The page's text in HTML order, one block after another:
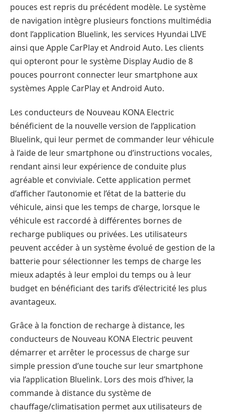
pouces est repris du précédent modèle. Le système
de navigation intègre plusieurs fonctions multimédia
dont l’application Bluelink, les services Hyundai LIVE
ainsi que Apple CarPlay et Android Auto. Les clients
qui opteront pour le système Display Audio de 8
pouces pourront connecter leur smartphone aux
systèmes Apple CarPlay et Android Auto.
Les conducteurs de Nouveau KONA Electric
bénéficient de la nouvelle version de l’application
Bluelink, qui leur permet de commander leur véhicule
à l’aide de leur smartphone ou d’instructions vocales,
rendant ainsi leur expérience de conduite plus
agréable et conviviale. Cette application permet
d’afficher l’autonomie et l’état de la batterie du
véhicule, ainsi que les temps de charge, lorsque le
véhicule est raccordé à différentes bornes de
recharge publiques ou privées. Les utilisateurs
peuvent accéder à un système évolué de gestion de la
batterie pour sélectionner les temps de charge les
mieux adaptés à leur emploi du temps ou à leur
budget en bénéficiant des tarifs d’électricité les plus
avantageux.
Grâce à la fonction de recharge à distance, les
conducteurs de Nouveau KONA Electric peuvent
démarrer et arrêter le processus de charge sur
simple pression d’une touche sur leur smartphone
via l’application Bluelink. Lors des mois d’hiver, la
commande à distance du système de
chauffage/climatisation permet aux utilisateurs de